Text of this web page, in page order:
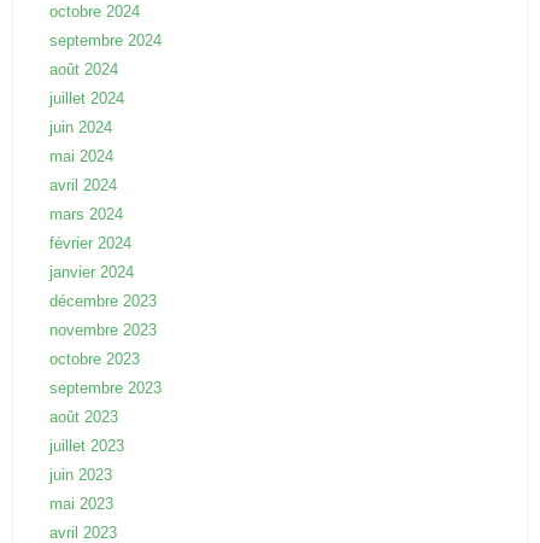
octobre 2024
septembre 2024
août 2024
juillet 2024
juin 2024
mai 2024
avril 2024
mars 2024
février 2024
janvier 2024
décembre 2023
novembre 2023
octobre 2023
septembre 2023
août 2023
juillet 2023
juin 2023
mai 2023
avril 2023